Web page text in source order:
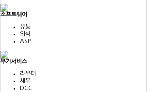
소프트웨어
유통
외식
ASP
부가서비스
라우터
세무
DCC